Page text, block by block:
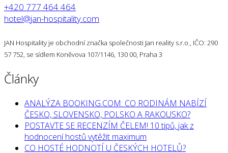
+420 777 464 464
hotel@jan-hospitality.com
JAN Hospitality je obchodní značka společnosti Jan reality s.r.o., IČO: 290
57 752, se sídlem Koněvova 107/1146, 130 00, Praha 3
Články
ANALÝZA BOOKING.COM: CO RODINÁM NABÍZÍ
ČESKO, SLOVENSKO, POLSKO A RAKOUSKO?
POSTAVTE SE RECENZÍM ČELEM! 10 tipů, jak z
hodnocení hostů vytěžit maximum
CO HOSTÉ HODNOTÍ U ČESKÝCH HOTELŮ?